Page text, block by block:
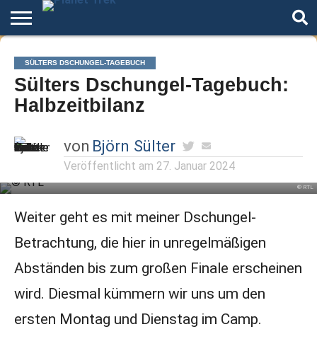
Home
Der
Podcast
Über
Star
Trek
Artikel
Andere
Welten
Autoren
Night
Mode
SÜLTERS DSCHUNGEL-TAGEBUCH
Sülters Dschungel-Tagebuch:
Halbzeitbilanz
von Björn Sülter
Veröffentlicht am 27. Januar 2024
© RTL
Weiter geht es mit meiner Dschungel-
Betrachtung, die hier in unregelmäßigen
Abständen bis zum großen Finale erscheinen
wird. Diesmal kümmern wir uns um den
ersten Montag und Dienstag im Camp.